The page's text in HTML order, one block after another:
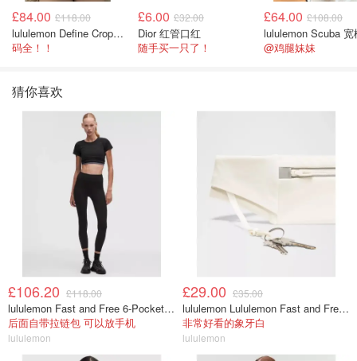
£84.00 £118.00
lululemon Define Cropped Jacket Nulu 短款夹克
码全！！
£6.00 £32.00
Dior 红管口红
随手买一只了！
£64.00 £108.00
@鸡腿妹妹
猜你喜欢
£106.20 £118.00
lululemon Fast and Free 6-Pocket 高腰紧身裤 25英寸
后面自带拉链包 可以放手机
lululemon
£29.00 £35.00
lululemon Lululemon Fast and Free 跑步腰包
非常好看的象牙白
lululemon